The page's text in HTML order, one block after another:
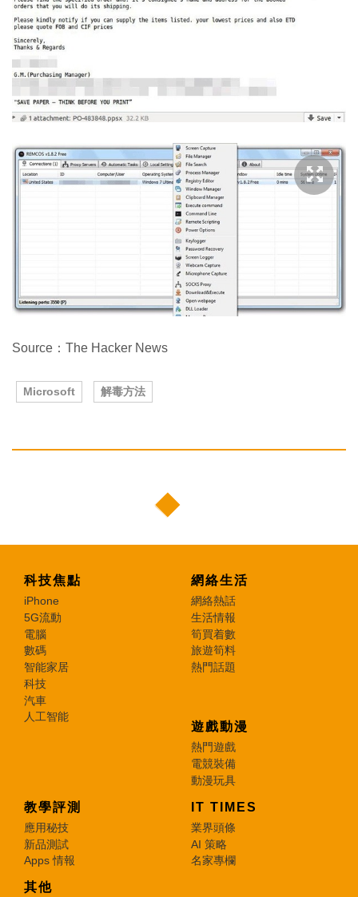
Source：The Hacker News
Microsoft 解毒方法
科技焦點
iPhone
5G流動
電腦
數碼
智能家居
科技
汽車
人工智能
網絡生活
網絡熱話
生活情報
筍買着數
旅遊筍料
熱門話題
遊戲動漫
熱門遊戲
電競裝備
動漫玩具
教學評測
應用秘技
新品測試
Apps 情報
IT TIMES
業界頭條
AI 策略
名家專欄
其他